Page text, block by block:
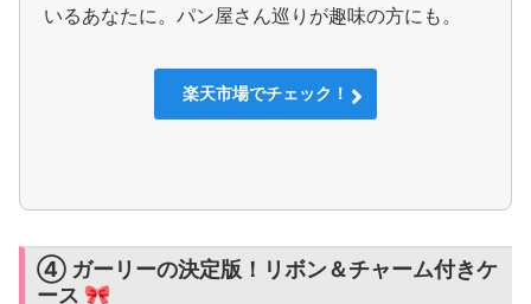
いるあなたに。パン屋さん巡りが趣味の方にも。
楽天市場でチェック！
④ ガーリーの決定版！リボン＆チャーム付きケ
ース 🎀